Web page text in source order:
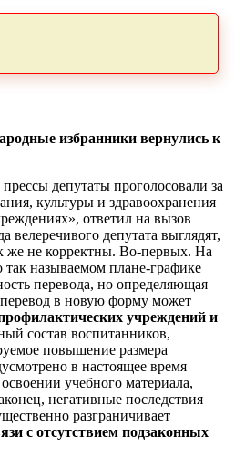
избранники вернулись к
депутаты проголосовали за
культуры и здравоохранения
ответил на вызов
депутата выглядят,
же не корректны. Во-первых. На
называемом плане-графике
перевода, но определяющая
перевод в новую форму может
учреждений и
состав воспитанников,
повышение размера
в настоящее время
учебного материала,
негативные последствия
разграничивает
с отсутствием подзаконных